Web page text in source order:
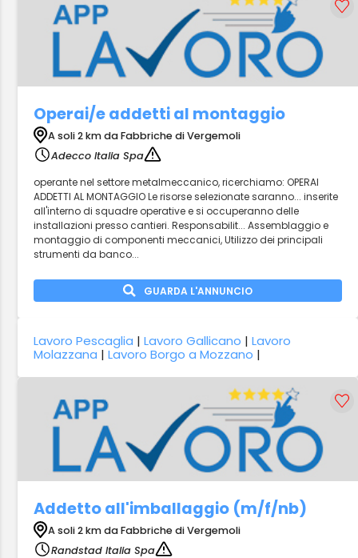
Operai/e addetti al montaggio
A soli 2 km da Fabbriche di Vergemoli
Adecco Italia Spa
operante nel settore metalmeccanico, ricerchiamo: OPERAI
ADDETTI AL MONTAGGIO Le risorse selezionate saranno... inserite
all'interno di squadre operative e si occuperanno delle
installazioni presso cantieri. Responsabilit... Assemblaggio e
montaggio di componenti meccanici, Utilizzo dei principali
strumenti da banco...
GUARDA L'ANNUNCIO
Lavoro Pescaglia |Lavoro Gallicano |Lavoro
Molazzana |Lavoro Borgo a Mozzano |
Addetto all'imballaggio (m/f/nb)
A soli 2 km da Fabbriche di Vergemoli
Randstad Italia Spa